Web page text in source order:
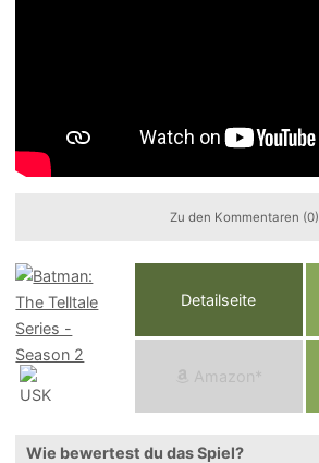
Zu den Kommentaren (0)
Detailseite
Ama o n*
Wie bewertest du das Spiel?